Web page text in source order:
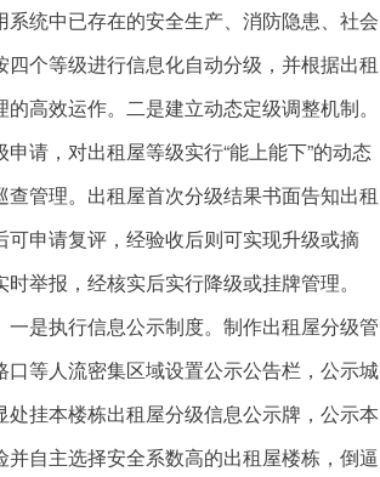
统中已存在的安全生产、消防隐患、社会
个等级进行信息化自动分级，并根据出租
高效运作。二是建立动态定级调整机制。
请，对出租屋等级实行“能上能下”的动态
管理。出租屋首次分级结果书面告知出租
申请复评，经验收后则可实现升级或摘
举报，经核实后实行降级或挂牌管理。
是执行信息公示制度。制作出租屋分级管
等人流密集区域设置公示公告栏，公示城
挂本楼栋出租屋分级信息公示牌，公示本
自主选择安全系数高的出租屋楼栋，倒逼